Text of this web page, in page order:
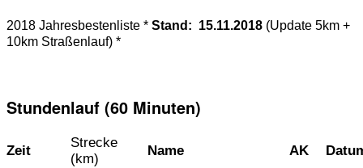
2018 Jahresbestenliste * Stand: 15.11.2018 (Update 5km +
10km Straßenlauf) *
Stundenlauf (60 Minuten)
Zeit
Strecke
(km)
Name AK